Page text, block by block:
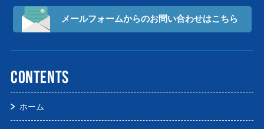
メールフォームからのお問い合わせはこちら
CONTENTS
ホーム